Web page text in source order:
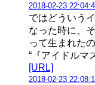
2018-02-23
ではどういう
なった時に、
って生まれた
“『アイドルマ
[URL]
2018-02-23